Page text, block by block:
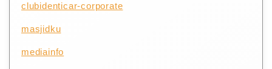
clubidenticar-corporate
masjidku
mediainfo